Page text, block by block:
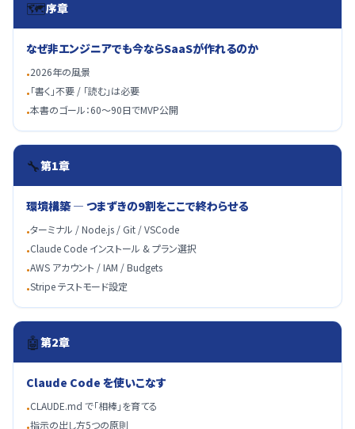
🗺️序章
なぜ非エンジニアでも今ならSaaSが作れるのか
•2026年の風景
•「書く」不要 / 「読む」は必要
•本書のゴール：60〜90日でMVP公開
🔧第1章
環境構築 ― つまずきの9割をここで終わらせる
•ターミナル / Node.js / Git / VSCode
•Claude Code インストール & プラン選択
•AWS アカウント / IAM / Budgets
•Stripe テストモード設定
🤖第2章
Claude Code を使いこなす
•CLAUDE.md で「相棒」を育てる
•指示の出し方5つの原則